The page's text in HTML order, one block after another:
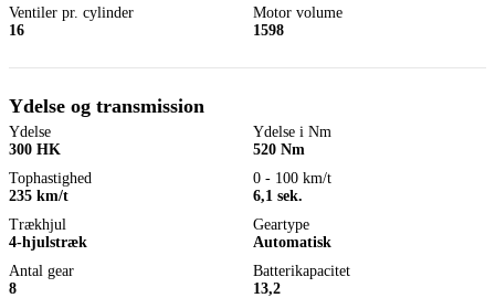
Ventiler pr. cylinder
16
Motor volume
1598
Ydelse og transmission
Ydelse
300 HK
Ydelse i Nm
520 Nm
Tophastighed
235 km/t
0 - 100 km/t
6,1 sek.
Trækhjul
4-hjulstræk
Geartype
Automatisk
Antal gear
8
Batterikapacitet
13,2